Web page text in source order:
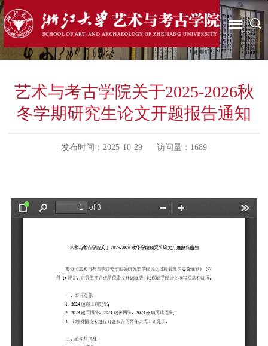
艺术与考古学院关于2025-2026秋
冬学期研究生论文开题报告通知
发布时间：2025-10-29 访问量： 1689